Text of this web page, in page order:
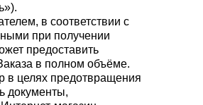
в соответствии с
при получении
предоставить
в полном объёме.
в целях предотвращения
документы,